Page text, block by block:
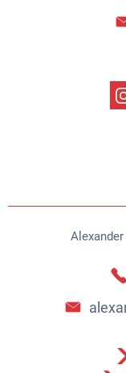
Alexander